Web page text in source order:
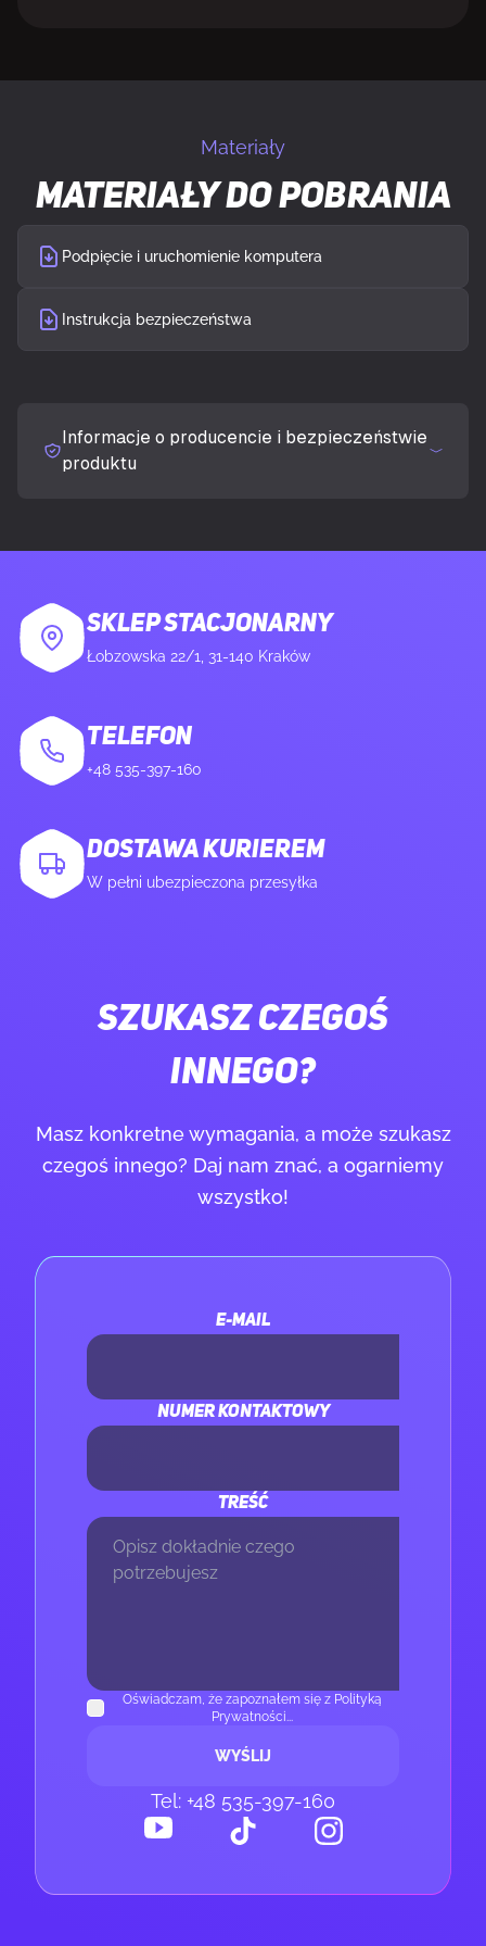
Materiały
Materiały do pobrania
Podpięcie i uruchomienie komputera
Instrukcja bezpieczeństwa
Informacje o producencie i bezpieczeństwie
produktu
SKLEP STACJONARNY
Łobzowska 22/1, 31-140 Kraków
TELEFON
+48 535-397-160
DOSTAWA KURIEREM
W pełni ubezpieczona przesyłka
SZUKASZ CZEGOŚ
INNEGO?
Masz konkretne wymagania, a może szukasz
czegoś innego? Daj nam znać, a ogarniemy
wszystko!
E-MAIL
NUMER KONTAKTOWY
TREŚĆ
WYŚLIJ
Oświadczam, że zapoznałem się z Polityką
Prywatności...
Tel: +48 535-397-160